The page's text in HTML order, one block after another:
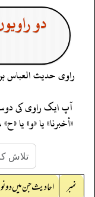
دو
راوی حدیثالعباس
آپ ایک راوی کی
«أخبرنا» یا «و»
نمبر احادیث جن میں